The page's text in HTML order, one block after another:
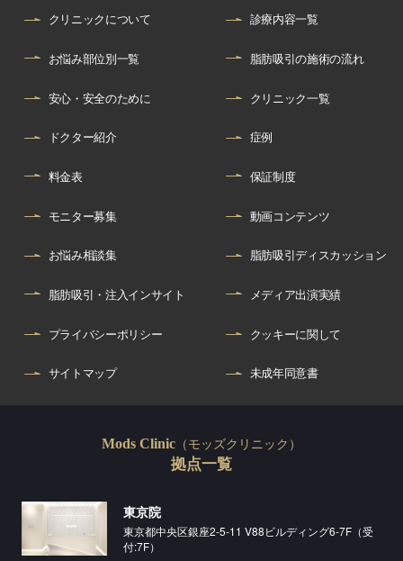
クリニックについて 診療内容一覧
お悩み部位別一覧 脂肪吸引の施術の流れ
安心・安全のために クリニック一覧
ドクター紹介 症例
料金表 保証制度
モニター募集 動画コンテンツ
お悩み相談集 脂肪吸引ディスカッション
脂肪吸引・注入インサイト メディア出演実績
プライバシーポリシー クッキーに関して
サイトマップ 未成年同意書
Mods Clinic （モッズクリニック）
拠点一覧
東京院
東京都中央区銀座2-5-11 V88ビルディング6-7F（受
付:7F）